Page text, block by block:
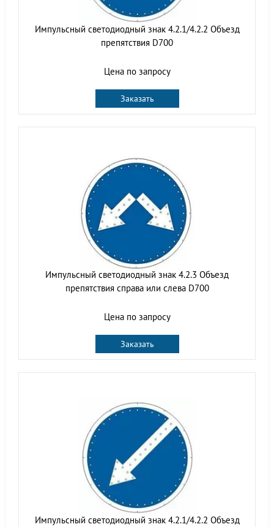
Импульсный светодиодный знак 4.2.1/4.2.2 Объезд
препятствия D700
Цена по запросу
Заказать
Импульсный светодиодный знак 4.2.3 Объезд
препятствия справа или слева D700
Цена по запросу
Заказать
Импульсный светодиодный знак 4.2.1/4.2.2 Объезд